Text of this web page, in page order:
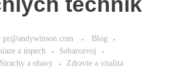
pr@andywinson.com
Blog
a úspech
Sebarozvoj
Strachy a obavy Zdravie a vitalita